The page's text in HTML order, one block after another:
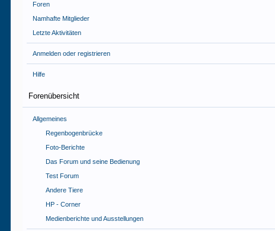
Foren
Namhafte Mitglieder
Letzte Aktivitäten
Anmelden oder registrieren
Hilfe
Forenübersicht
Allgemeines
Regenbogenbrücke
Foto-Berichte
Das Forum und seine Bedienung
Test Forum
Andere Tiere
HP - Corner
Medienberichte und Ausstellungen